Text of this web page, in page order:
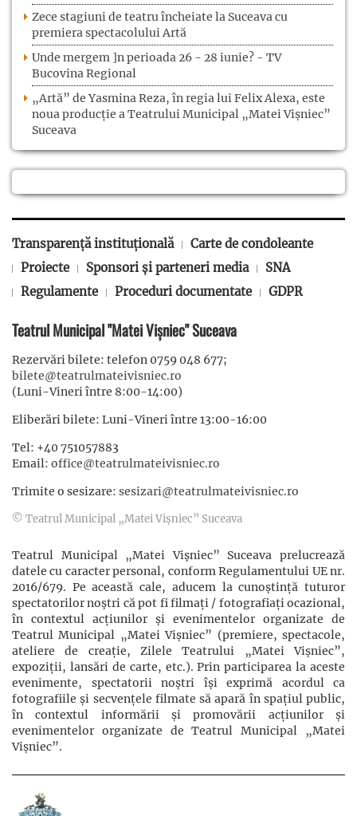
Zece stagiuni de teatru încheiate la Suceava cu
premiera spectacolului Artă
Unde mergem ]n perioada 26 - 28 iunie? - TV
Bucovina Regional
„Artă” de Yasmina Reza, în regia lui Felix Alexa, este
noua producție a Teatrului Municipal „Matei Vișniec”
Suceava
Transparență instituțională
Carte de condoleante
Proiecte
Sponsori și parteneri media
SNA
Regulamente
Proceduri documentate GDPR
Teatrul Municipal "Matei Vișniec" Suceava
Rezervări bilete: telefon 0759 048 677;
bilete@teatrulmateivisniec.ro
(Luni-Vineri între 8:00-14:00)
Eliberări bilete: Luni-Vineri între 13:00-16:00
Tel: +40 751057883
Email: office@teatrulmateivisniec.ro
Trimite o sesizare: sesizari@teatrulmateivisniec.ro
© Teatrul Municipal „Matei Vișniec” Suceava
Teatrul Municipal „Matei Vișniec” Suceava prelucrează
datele cu caracter personal, conform Regulamentului UE nr.
2016/679. Pe această cale, aducem la cunoștință tuturor
spectatorilor noștri că pot fi filmaţi / fotografiaţi ocazional,
în contextul acţiunilor şi evenimentelor organizate de
Teatrul Municipal „Matei Vișniec” (premiere, spectacole,
ateliere de creație, Zilele Teatrului „Matei Vișniec”,
expoziții, lansări de carte, etc.). Prin participarea la aceste
evenimente, spectatorii noștri își exprimă acordul ca
fotografiile și secvențele filmate să apară în spațiul public,
în contextul informării și promovării acţiunilor şi
evenimentelor organizate de Teatrul Municipal „Matei
Vișniec”.